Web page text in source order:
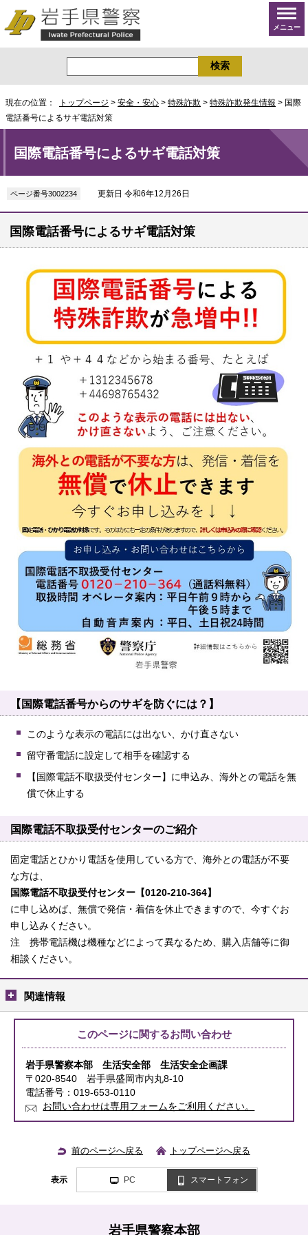
メニュー
現在の位置： トップページ > 安全・安心 > 特殊詐欺 > 特殊詐欺発生情報 > 国際
電話番号によるサギ電話対策
国際電話番号によるサギ電話対策
ページ番号3002234 更新日 令和6年12月26日
国際電話番号によるサギ電話対策
【国際電話番号からのサギを防ぐには？】
このような表示の電話には出ない、かけ直さない
留守番電話に設定して相手を確認する
【国際電話不取扱受付センター】に申込み、海外との電話を無
償で休止する
国際電話不取扱受付センターのご紹介
固定電話とひかり電話を使用している方で、海外との電話が不要
な方は、
国際電話不取扱受付センター【0120-210-364】
に申し込めば、無償で発信・着信を休止できますので、今すぐお
申し込みください。
注 携帯電話機は機種などによって異なるため、購入店舗等に御
相談ください。
関連情報
このページに関するお問い合わせ
岩手県警察本部 生活安全部 生活安全企画課
〒020-8540 岩手県盛岡市内丸8-10
電話番号：019-653-0110
お問い合わせは専用フォームをご利用ください。
前のページへ戻る トップページへ戻る
表示 PC スマートフォン
岩手県警察本部